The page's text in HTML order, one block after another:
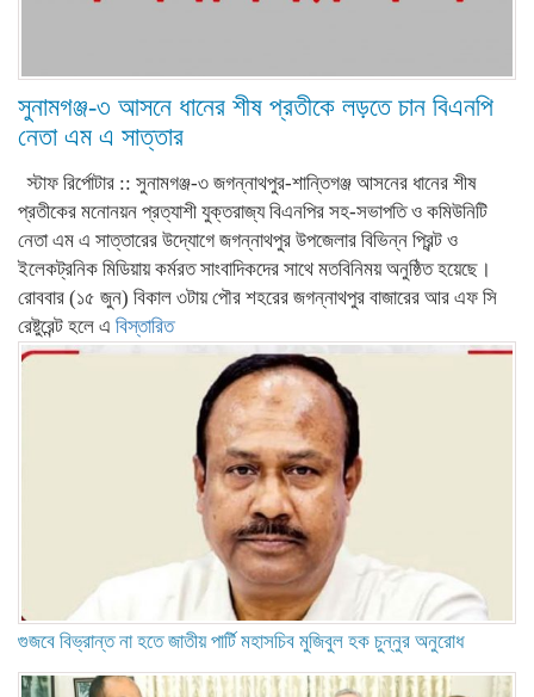
সুনামগঞ্জ-৩ আসনে ধানের শীষ প্রতীকে লড়তে চান বিএনপি
নেতা এম এ সাত্তার
স্টাফ রির্পোটার :: সুনামগঞ্জ-৩ জগন্নাথপুর-শান্তিগঞ্জ আসনের ধানের শীষ
প্রতীকের মনোনয়ন প্রত্যাশী যুক্তরাজ্য বিএনপির সহ-সভাপতি ও কমিউনিটি
নেতা এম এ সাত্তারের উদ্যোগে জগন্নাথপুর উপজেলার বিভিন্ন প্রিন্ট ও
ইলেকট্রনিক মিডিয়ায় কর্মরত সাংবাদিকদের সাথে মতবিনিময় অনুষ্ঠিত হয়েছে।
রোববার (১৫ জুন) বিকাল ৩টায় পৌর শহরের জগন্নাথপুর বাজারের আর এফ সি
রেষ্টুরেন্ট হলে এ বিস্তারিত
গুজবে বিভ্রান্ত না হতে জাতীয় পার্টি মহাসচিব মুজিবুল হক চুন্নুর অনুরোধ